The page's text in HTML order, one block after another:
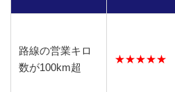
路線の営業キロ
数が100km超
★★★★★